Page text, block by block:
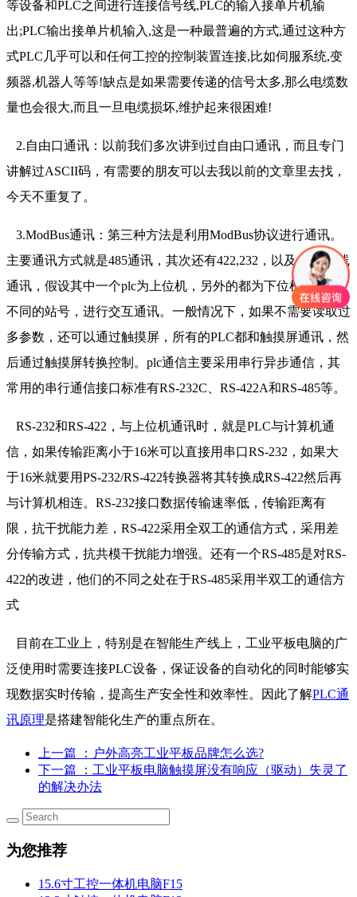
等设备和PLC之间进行连接信号线,PLC的输入接单片机输
出;PLC输出接单片机输入,这是一种最普遍的方式,通过这种方
式PLC几乎可以和任何工控的控制装置连接,比如伺服系统,变
频器,机器人等等!缺点是如果需要传递的信号太多,那么电缆数
量也会很大,而且一旦电缆损坏,维护起来很困难!
2.自由口通讯：以前我们多次讲到过自由口通讯，而且专门
讲解过ASCII码，有需要的朋友可以去我以前的文章里去找，
今天不重复了。
3.ModBus通讯：第三种方法是利用ModBus协议进行通讯。
主要通讯方式就是485通讯，其次还有422,232，以及CAN总线
通讯，假设其中一个plc为上位机，另外的都为下位机，设置
不同的站号，进行交互通讯。一般情况下，如果不需要读取过
多参数，还可以通过触摸屏，所有的PLC都和触摸屏通讯，然
后通过触摸屏转换控制。plc通信主要采用串行异步通信，其
常用的串行通信接口标准有RS-232C、RS-422A和RS-485等。
RS-232和RS-422，与上位机通讯时，就是PLC与计算机通
信，如果传输距离小于16米可以直接用串口RS-232，如果大
于16米就要用PS-232/RS-422转换器将其转换成RS-422然后再
与计算机相连。RS-232接口数据传输速率低，传输距离有
限，抗干扰能力差，RS-422采用全双工的通信方式，采用差
分传输方式，抗共模干扰能力增强。还有一个RS-485是对RS-
422的改进，他们的不同之处在于RS-485采用半双工的通信方
式
目前在工业上，特别是在智能生产线上，工业平板电脑的广
泛使用时需要连接PLC设备，保证设备的自动化的同时能够实
现数据实时传输，提高生产安全性和效率性。因此了解PLC通
讯原理是搭建智能化生产的重点所在。
上一篇
：户外高亮工业平板品牌怎么选?
下一篇
：工业平板电脑触摸屏没有响应（驱动）失灵了
的解决办法
为您推荐
15.6寸工控一体机电脑F15